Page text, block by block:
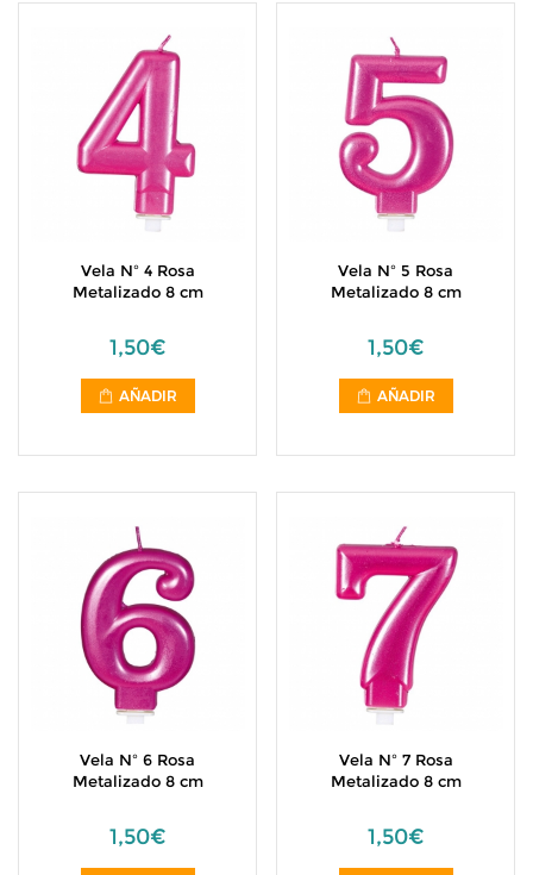
Vela Nº 4 Rosa
Metalizado 8 cm
1,50€
AÑADIR
Vela Nº 5 Rosa
Metalizado 8 cm
1,50€
AÑADIR
Vela Nº 6 Rosa
Metalizado 8 cm
1,50€
Vela Nº 7 Rosa
Metalizado 8 cm
1,50€